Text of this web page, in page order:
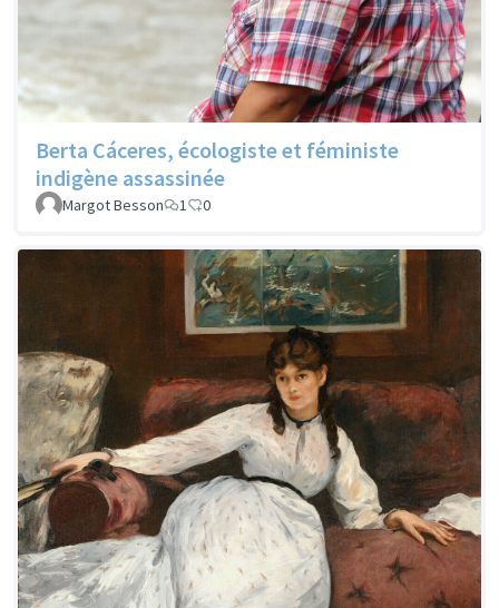
Berta Cáceres, écologiste et féministe
indigène assassinée
Margot Besson 1 0